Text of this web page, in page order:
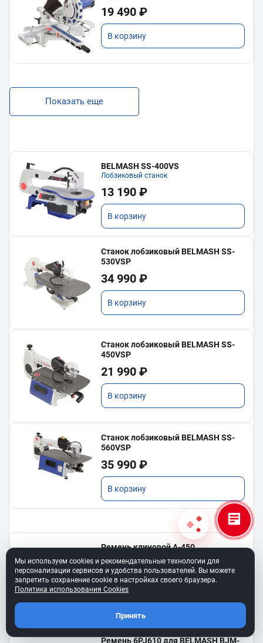
19 490 ₽
В корзину
Показать еще
BELMASH SS-400VS
Лобзиковый станок
13 190 ₽
В корзину
Станок лобзиковый BELMASH SS-
530VSP
34 990 ₽
В корзину
Станок лобзиковый BELMASH SS-
450VSP
21 990 ₽
В корзину
Станок лобзиковый BELMASH SS-
560VSP
35 990 ₽
В корзину
Ремень клиновой A-450
550 ₽
Ремень 6PJ610 для BELMASH BJM-
Мы используем cookies и рекомендательные технологии для
персонализации сервисов и удобства пользователей. Вы можете
запретить сохранение cookie в настройках своего браузера.
Политика использования Cookies
Принять